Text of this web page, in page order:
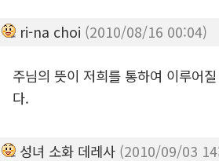
ri-na choi (2010/08/16 00:04)
주님의 뜻이 저희를 통하여 이루어
다.
성녀 소화 데레사 (2010/09/03